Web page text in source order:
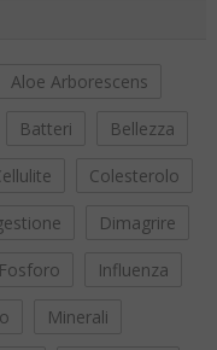
Aloe Arborescens
Batteri Bellezza
Colesterolo
Dimagrire
Fosforo Influenza
Minerali